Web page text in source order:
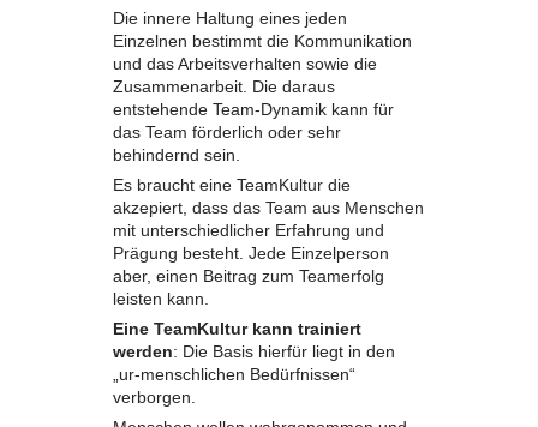
Die innere Haltung eines jeden
Einzelnen bestimmt die Kommunikation
und das Arbeitsverhalten sowie die
Zusammenarbeit. Die daraus
entstehende Team-Dynamik kann für
das Team förderlich oder sehr
behindernd sein.
Es braucht eine TeamKultur die
akzepiert, dass das Team aus Menschen
mit unterschiedlicher Erfahrung und
Prägung besteht. Jede Einzelperson
aber, einen Beitrag zum Teamerfolg
leisten kann.
Eine TeamKultur kann trainiert
werden: Die Basis hierfür liegt in den
„ur-menschlichen Bedürfnissen“
verborgen.